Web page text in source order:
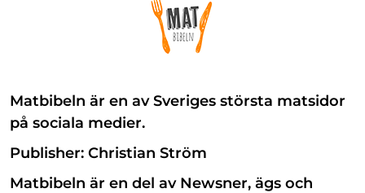
Matbibeln är en av Sveriges största matsidor
på sociala medier.
Publisher: Christian Ström
Matbibeln är en del av Newsner, ägs och